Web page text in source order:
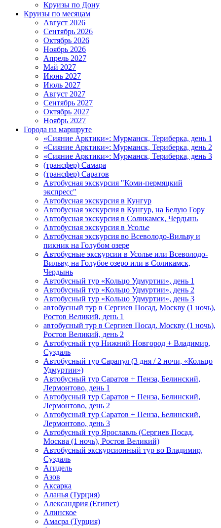
Круизы по Дону
Круизы по месяцам
Август 2026
Сентябрь 2026
Октябрь 2026
Ноябрь 2026
Апрель 2027
Май 2027
Июнь 2027
Июль 2027
Август 2027
Сентябрь 2027
Октябрь 2027
Ноябрь 2027
Города на маршруте
«Сияние Арктики»: Мурманск, Териберка, день 1
«Сияние Арктики»: Мурманск, Териберка, день 2
«Сияние Арктики»: Мурманск, Териберка, день 3
(трансфер) Самара
(трансфер) Саратов
Автобусная экскурсия "Коми-пермяцкий
экспресс"
Автобусная экскурсия в Кунгур
Автобусная экскурсия в Кунгур, на Белую Гору
Автобусная экскурсия в Соликамск, Чердынь
Автобусная экскурсия в Усолье
Автобусная экскурсия во Всеволодо-Вильву и
пикник на Голубом озере
Автобусные экскурсии в Усолье или Всеволодо-
Вильву, на Голубое озеро или в Соликамск,
Чердынь
Автобусный тур «Кольцо Удмуртии», день 1
Автобусный тур «Кольцо Удмуртии», день 2
Автобусный тур «Кольцо Удмуртии», день 3
автобусный тур в Сергиев Посад, Москву (1 ночь),
Ростов Великий, день 1
автобусный тур в Сергиев Посад, Москву (1 ночь),
Ростов Великий, день 2
Автобусный тур Нижний Новгород + Владимир,
Суздаль
Автобусный тур Сарапул (3 дня / 2 ночи, «Кольцо
Удмуртии»)
Автобусный тур Саратов + Пенза, Белинский,
Лермонтово, день 1
Автобусный тур Саратов + Пенза, Белинский,
Лермонтово, день 2
Автобусный тур Саратов + Пенза, Белинский,
Лермонтово, день 3
Автобусный тур Ярославль (Сергиев Посад,
Москва (1 ночь), Ростов Великий)
Автобусный экскурсионный тур во Владимир,
Суздаль
Агидель
Азов
Аксарка
Аланья (Турция)
Александрия (Египет)
Алинское
Амасра (Турция)